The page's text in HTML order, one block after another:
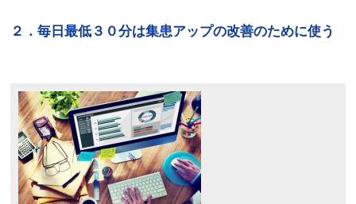
２．毎日最低３０分は集患アップの改善のために使う